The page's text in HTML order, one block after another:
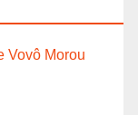
Vovô Morou